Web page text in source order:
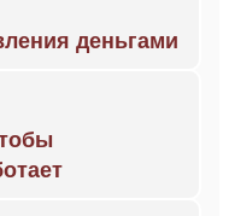
деньгами